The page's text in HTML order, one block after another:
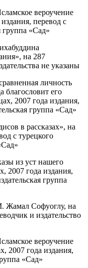
вероучение
перевод с
группа «Сад»
на 287
не указаны
личность
его
2007 года издания,
группа «Сад»
в рассказах», на
с турецкого
из уст нашего
2007 года издания,
группа
Жамал Софуоглу, на
и издательство
вероучение
2007 года издания,
«Сад»